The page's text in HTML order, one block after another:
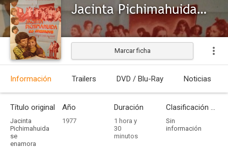
Jacinta Pichimahuida se enamora
Marcar ficha
Información Trailers DVD / Blu-Ray Noticias
Título original
Jacinta
Pichimahuida
se
enamora
Año
1977
Duración
1 hora y
30
minutos
Clasificación por edades
Sin
información